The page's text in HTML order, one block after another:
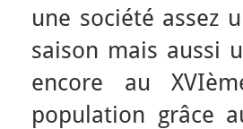
une société assez
saison mais aussi
encore au
population grâce